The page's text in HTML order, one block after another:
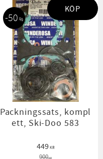
Packningssats, kompl
ett, Ski-Doo 583
449KR
900
50 %
KÖP